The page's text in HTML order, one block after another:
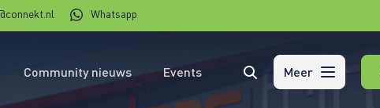
Whatsapp
Community nieuws EventsZoeken Meer